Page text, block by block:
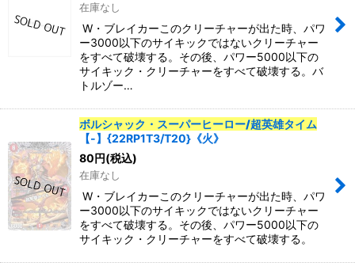
在庫なし
W・ブレイカーこのクリーチャーが出た時、パワ
ー3000以下のサイキックではないクリーチャー
をすべて破壊する。その後、パワー5000以下の
サイキック・クリーチャーをすべて破壊する。バ
トルゾー…
ボルシャック・スーパーヒーロー/超英雄タイム
【-】{22RP1T3/T20}《火》
80 円(税込)
在庫なし
W・ブレイカーこのクリーチャーが出た時、パワ
ー3000以下のサイキックではないクリーチャー
をすべて破壊する。その後、パワー5000以下の
サイキック・クリーチャーをすべて破壊する。